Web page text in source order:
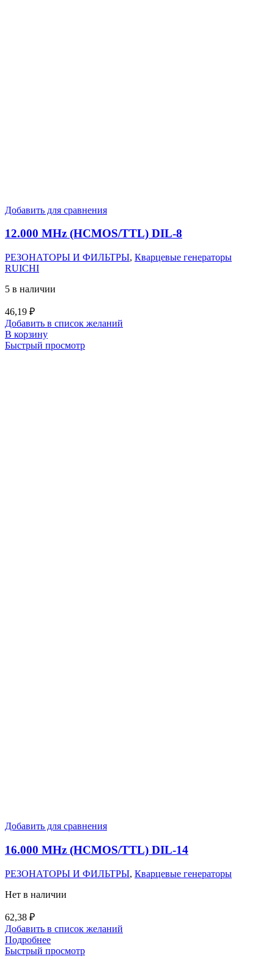
Добавить для сравнения
12.000 MHz (HCMOS/TTL) DIL-8
РЕЗОНАТОРЫ И ФИЛЬТРЫ, Кварцевые генераторы
RUICHI
5 в наличии
46,19 ₽
Добавить в список желаний
В корзину
Быстрый просмотр
Добавить для сравнения
16.000 MHz (HCMOS/TTL) DIL-14
РЕЗОНАТОРЫ И ФИЛЬТРЫ, Кварцевые генераторы
Нет в наличии
62,38 ₽
Добавить в список желаний
Подробнее
Быстрый просмотр